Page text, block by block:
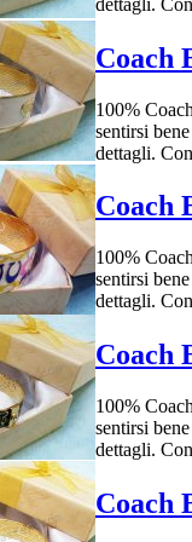
Coach
100%
sentirsi
dettagli.
Coach
100%
sentirsi
dettagli.
Coach
100%
sentirsi
dettagli.
Coach